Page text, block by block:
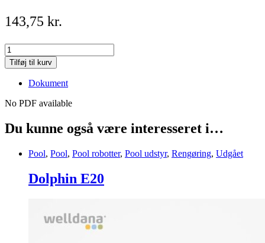
143,75 kr.
Børste
E10(31),
E20(32),
SK20
front(37),
SK30i
(37)
quantity
Tilføj til kurv
Dokument
No PDF available
Du kunne også være interesseret i…
Pool, Pool, Pool robotter, Pool udstyr, Rengøring, Udgået
Dolphin E20